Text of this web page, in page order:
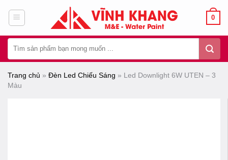
dung
0
kiếm:
Trang chủ » Đèn Led Chiếu Sáng » Led Downlight 6W UTEN – 3
Màu